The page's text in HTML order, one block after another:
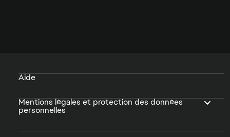
Aide
Mentions légales et protection des données
personnelles